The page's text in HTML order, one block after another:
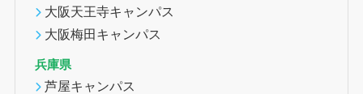
大阪天王寺キャンパス
大阪梅田キャンパス
兵庫県
芦屋キャンパス